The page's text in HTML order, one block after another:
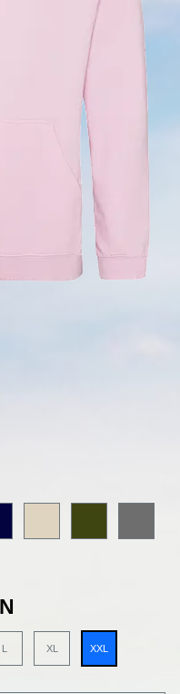
L XL XXL